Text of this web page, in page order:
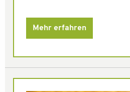
Mehr erfahren